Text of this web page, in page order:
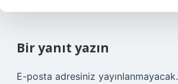
Bir yanıt yazın
E-posta adresiniz yayınlanmayacak.